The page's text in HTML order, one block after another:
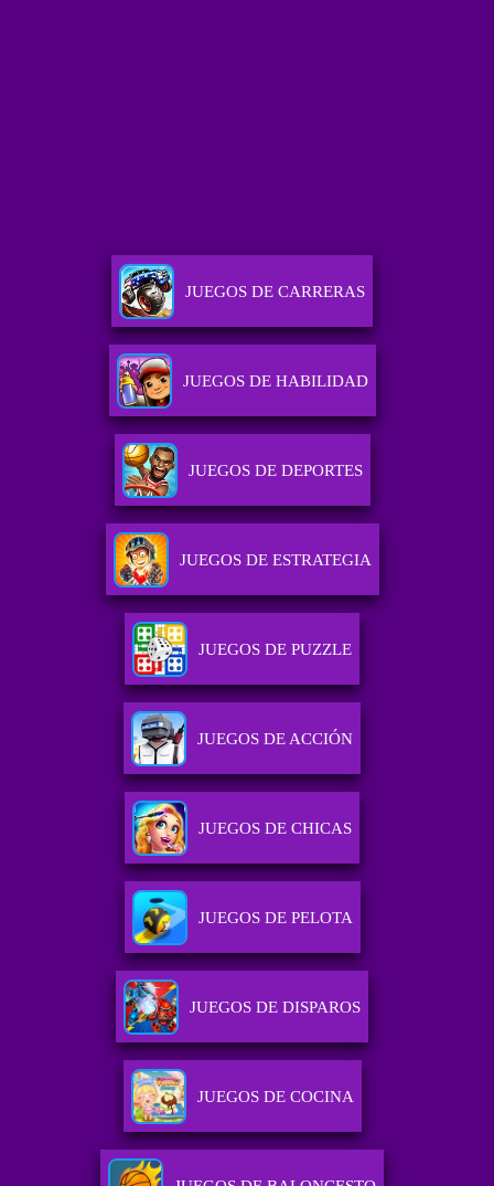
JUEGOS DE CARRERAS
JUEGOS DE HABILIDAD
JUEGOS DE DEPORTES
JUEGOS DE ESTRATEGIA
JUEGOS DE PUZZLE
JUEGOS DE ACCIÓN
JUEGOS DE CHICAS
JUEGOS DE PELOTA
JUEGOS DE DISPAROS
JUEGOS DE COCINA